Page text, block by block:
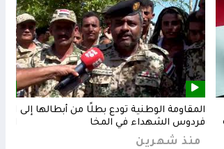
المقاومة الوطنية تودع بطلًا من أبطالها إلى
فردوس الشهداء في المخا
منذ شهرين